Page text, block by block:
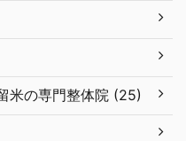
米の専門整体院 (25)